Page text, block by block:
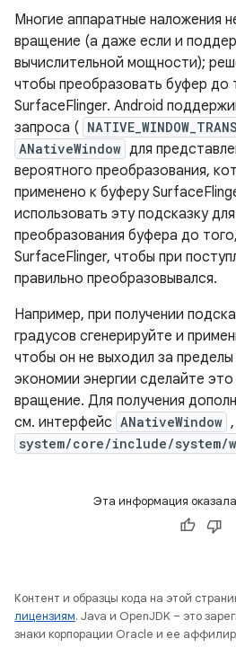
Многие аппаратные наложения
вращение (а даже если и
вычислительной мощности);
чтобы преобразовать буфер до
SurfaceFlinger. Android
запроса (
ANativeWindow для
вероятного преобразования,
применено к буферу
использовать эту подсказку
преобразования буфера до
SurfaceFlinger, чтобы при
правильно преобразовывался.
Например, при получении
градусов сгенерируйте и
чтобы он не выходил за
экономии энергии сделайте
вращение. Для получения
см. интерфейс ANativeWindow
system/core/include/system/
Эта информация
Контент и образцы кода на этой
лицензиям. Java и OpenJDK – это
знаки корпорации Oracle и ее